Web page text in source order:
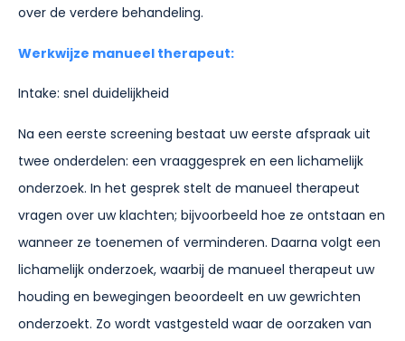
over de verdere behandeling.
Werkwijze manueel therapeut:
Intake: snel duidelijkheid
Na een eerste screening bestaat uw eerste afspraak uit
twee onderdelen: een vraaggesprek en een lichamelijk
onderzoek. In het gesprek stelt de manueel therapeut
vragen over uw klachten; bijvoorbeeld hoe ze ontstaan en
wanneer ze toenemen of verminderen. Daarna volgt een
lichamelijk onderzoek, waarbij de manueel therapeut uw
houding en bewegingen beoordeelt en uw gewrichten
onderzoekt. Zo wordt vastgesteld waar de oorzaken van